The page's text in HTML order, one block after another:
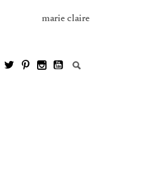
marie claire
Buscar: